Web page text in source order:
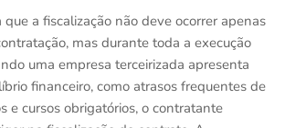
que a fiscalização não deve ocorrer apenas
mas durante toda a execução
uma empresa terceirizada apresenta
financeiro, como atrasos frequentes de
e cursos obrigatórios, o contratante